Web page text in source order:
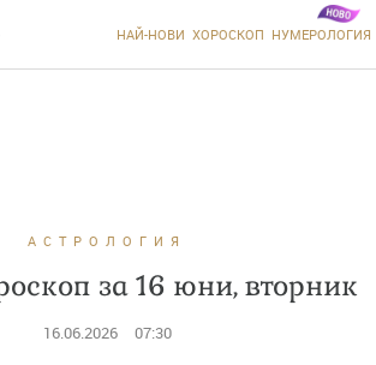
НАЙ-НОВИ ХОРОСКОП НУМЕРОЛОГИЯ
АСТРОЛОГИЯ
за 16 юни, вторник
16.06.2026 07:30